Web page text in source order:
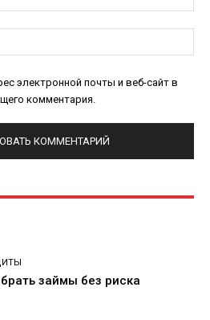
электронной почты и веб-сайт в
комментария.
займы без риска